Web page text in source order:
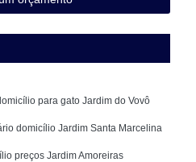
para gato Jardim do Vovô
domicílio Jardim Santa Marcelina
preços Jardim Amoreiras